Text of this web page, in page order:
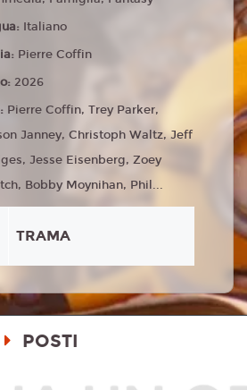
Italiano
Pierre Coffin
2026
Pierre Coffin, Trey Parker,
Janney, Christoph Waltz, Jeff
Jesse Eisenberg, Zoey
Bobby Moynihan, Phil...
TRAMA
POSTI